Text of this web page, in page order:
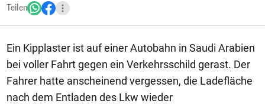
Teilen
Ein Kipplaster ist auf einer Autobahn in Saudi Arabien
bei voller Fahrt gegen ein Verkehrsschild gerast. Der
Fahrer hatte anscheinend vergessen, die Ladefläche
nach dem Entladen des Lkw wieder